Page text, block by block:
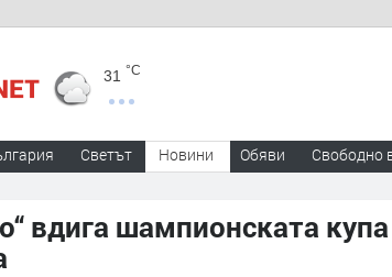
31 °C
Светът Новини Обяви Свободно
вдига шампионската